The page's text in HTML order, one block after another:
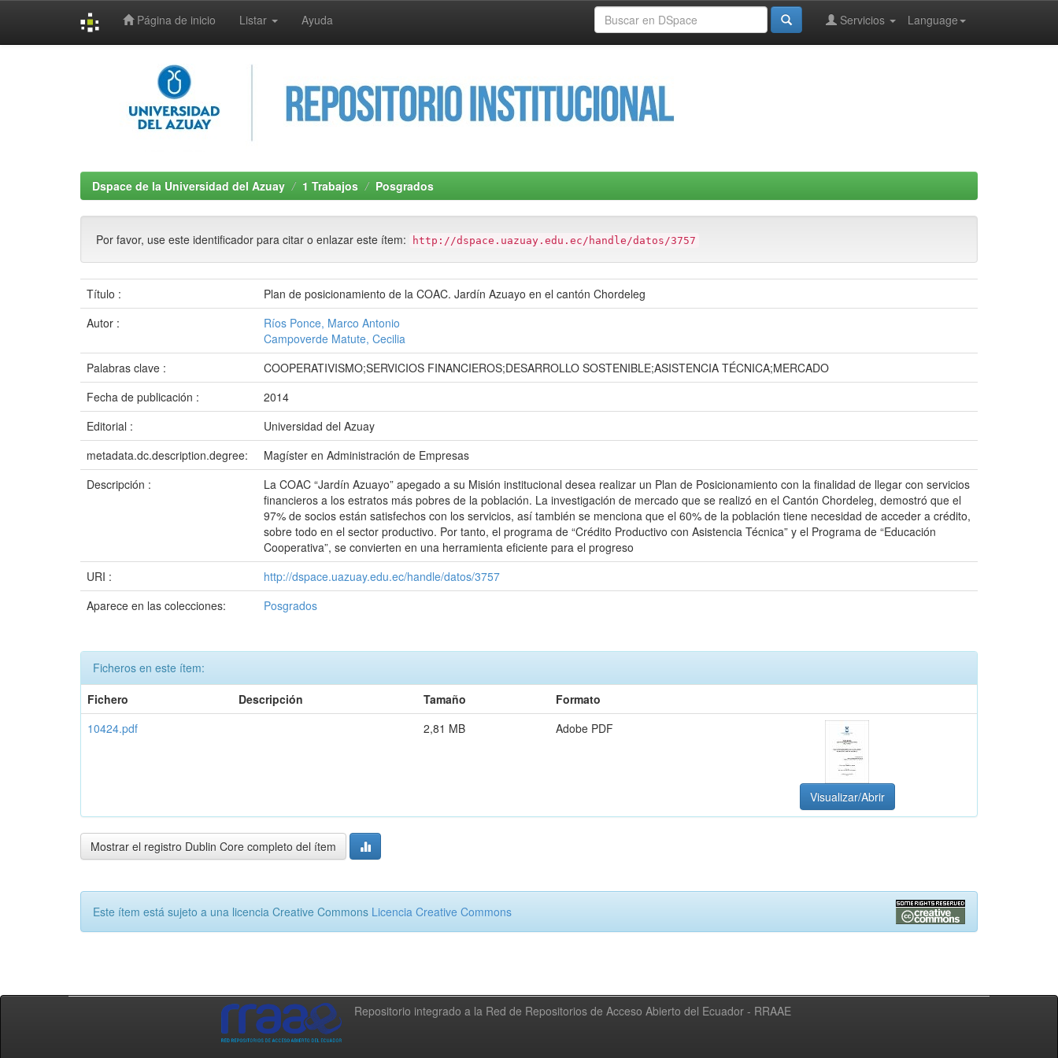
Página de inicio Listar Ayuda Language
Servicios
Dspace de la Universidad del Azuay 1 Trabajos Posgrados
Por favor, use este identificador para citar o enlazar este ítem: http://dspace.uazuay.edu.ec/handle/datos/3757
Título :
Plan de posicionamiento de la COAC. Jardín Azuayo en el cantón Chordeleg
Autor :
Ríos Ponce, Marco Antonio
Campoverde Matute, Cecilia
Palabras clave :
COOPERATIVISMO;SERVICIOS FINANCIEROS;DESARROLLO SOSTENIBLE;ASISTENCIA TÉCNICA;MERCADO
Fecha de publicación :
2014
Editorial :
Universidad del Azuay
metadata.dc.description.degree:
Magíster en Administración de Empresas
Descripción :
La COAC “Jardín Azuayo” apegado a su Misión institucional desea realizar un Plan de Posicionamiento con la finalidad de llegar con servicios
financieros a los estratos más pobres de la población. La investigación de mercado que se realizó en el Cantón Chordeleg, demostró que el
97% de socios están satisfechos con los servicios, así también se menciona que el 60% de la población tiene necesidad de acceder a crédito,
sobre todo en el sector productivo. Por tanto, el programa de “Crédito Productivo con Asistencia Técnica” y el Programa de “Educación
Cooperativa”, se convierten en una herramienta eficiente para el progreso
URI :
http://dspace.uazuay.edu.ec/handle/datos/3757
Aparece en las colecciones:
Posgrados
Ficheros en este ítem:
Fichero
Descripción Tamaño
Formato
10424.pdf
2,81 MB Adobe PDF
Visualizar/Abrir
Mostrar el registro Dublin Core completo del ítem
Este ítem está sujeto a una licencia Creative Commons Licencia Creative Commons
Repositorio integrado a la Red de Repositorios de Acceso Abierto del Ecuador - RRAAE